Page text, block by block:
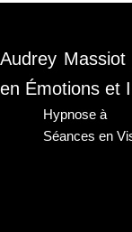
Audrey
en Émotions et
Hypnose à
Séances en